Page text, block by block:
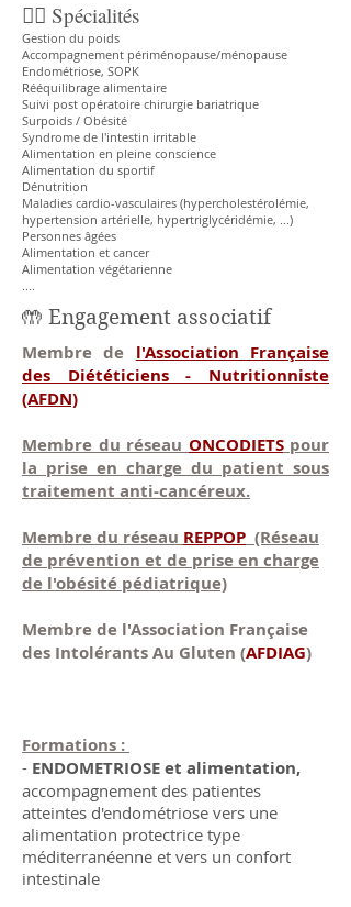
🧑‍⚕️ Spécialités
Gestion du poids
Accompagnement périménopause/ménopause
Endométriose, SOPK
Rééquilibrage alimentaire
Suivi post opératoire chirurgie bariatrique
Surpoids / Obésité
Syndrome de l'intestin irritable
Alimentation en pleine conscience
Alimentation du sportif
Dénutrition
Maladies cardio-vasculaires (hypercholestérolémie,
hypertension artérielle, hypertriglycéridémie, ...)
Personnes âgées
Alimentation et cancer
Alimentation végétarienne
....
🤲 Engagement associatif
Membre de l'Association Française
des Diététiciens - Nutritionniste
(AFDN)
Membre du réseau ONCODIETSpour
la prise en charge du patient sous
traitement anti-cancéreux.
Membre du réseau REPPOP (Réseau
de prévention et de prise en charge
de l'obésité pédiatrique)
Membre de l'Association Française
des IntolérantsAu Gluten (AFDIAG)
Formations :
- ENDOMETRIOSE et alimentation,
accompagnement des patientes
atteintes d'endométriose vers une
alimentation protectrice type
méditerranéenne et vers un confort
intestinale